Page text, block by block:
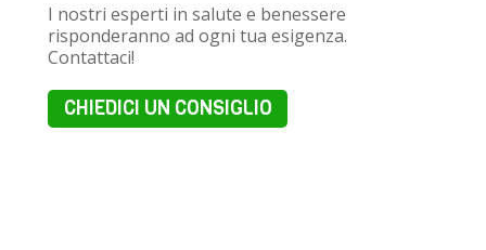
I nostri esperti in salute e benessere
risponderanno ad ogni tua esigenza.
Contattaci!
CHIEDICI UN CONSIGLIO